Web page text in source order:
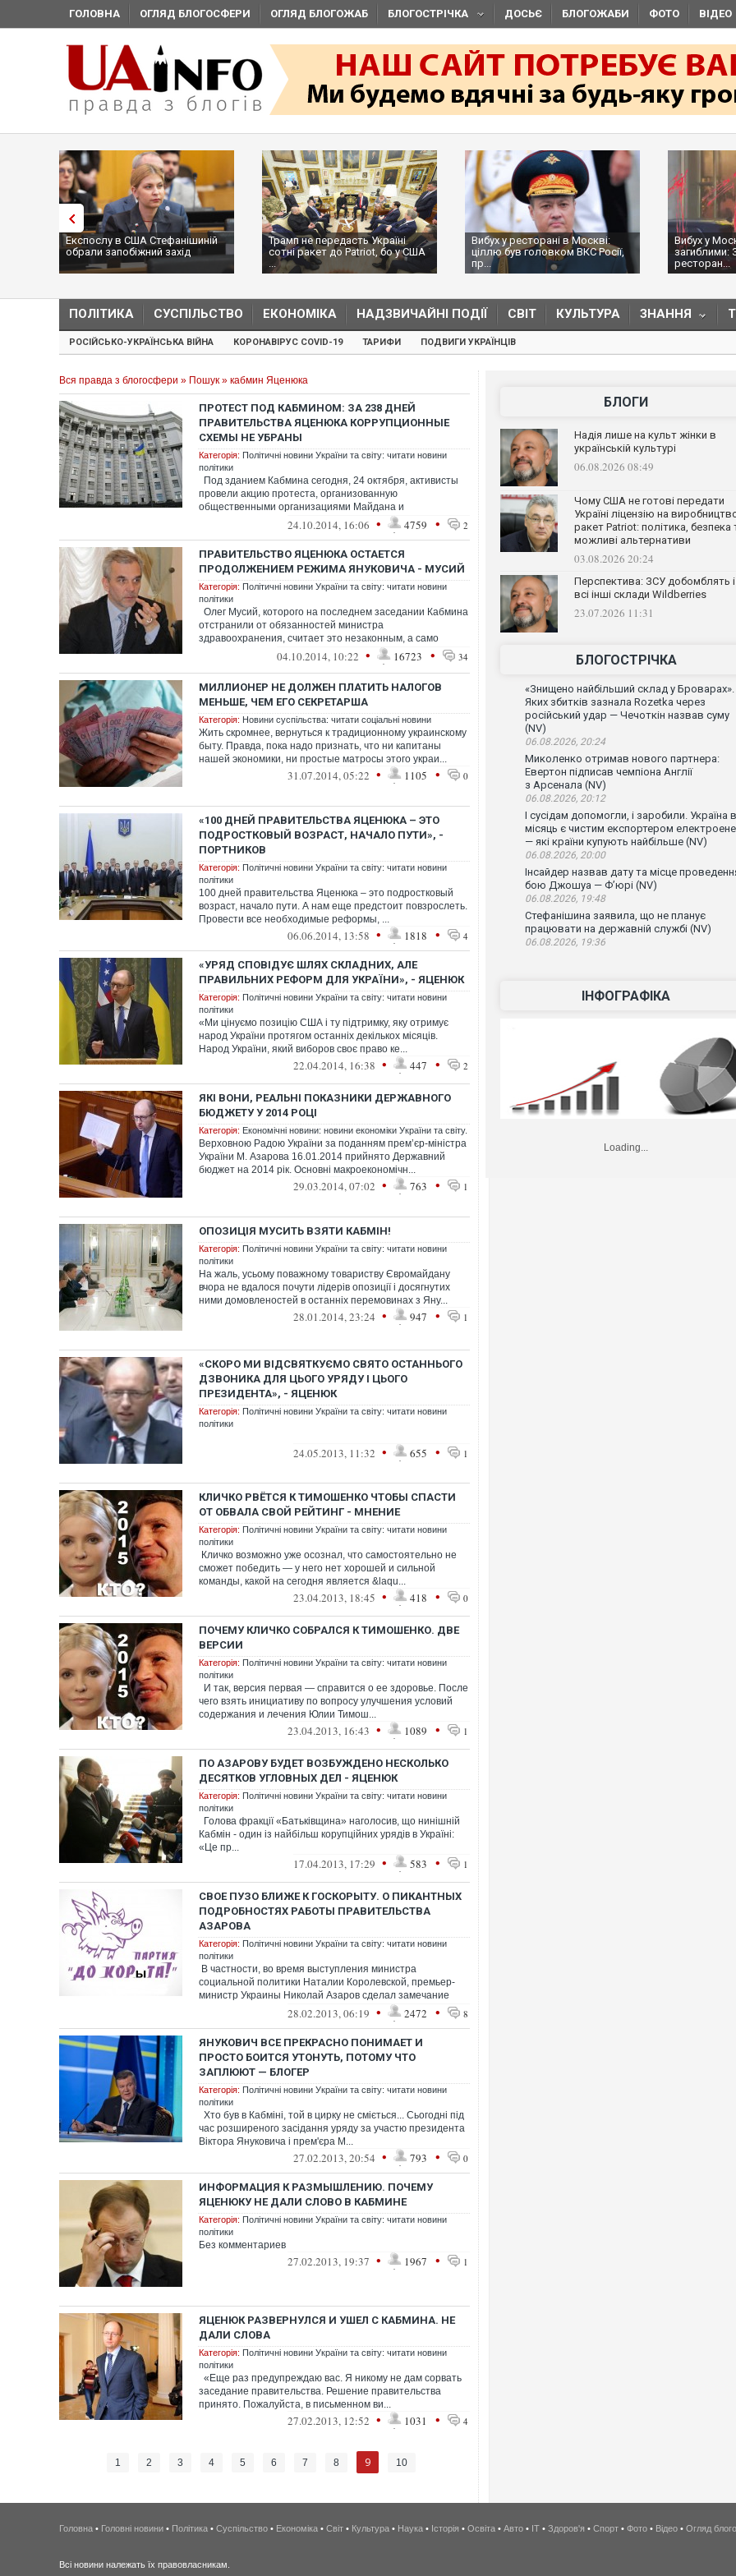
ГОЛОВНА ОГЛЯД БЛОГОСФЕРИ ОГЛЯД БЛОГОЖАБ БЛОГОСТРІЧКА ДОСЬЄ БЛОГОЖАБИ ФОТО ВІДЕО
Експослу в США Стефанішиній
обрали запобіжний захід
Трамп не передасть Україні
сотні ракет до Patriot, бо у США
...
Вибух у ресторані в Москві:
ціллю був головком ВКС Росії,
пр...
Вибух у
загиблими:
ресторан...
ПОЛІТИКА СУСПІЛЬСТВО ЕКОНОМІКА НАДЗВИЧАЙНІ ПОДІЇ СВІТ КУЛЬТУРА ЗНАННЯ
РОСІЙСЬКО-УКРАЇНСЬКА ВІЙНА КОРОНАВІРУС COVID-19 ТАРИФИ ПОДВИГИ УКРАЇНЦІВ
Вся правда з блогосфери » Пошук » кабмин Яценюка
ПРОТЕСТ ПОД КАБМИНОМ: ЗА 238 ДНЕЙ
ПРАВИТЕЛЬСТВА ЯЦЕНЮКА КОРРУПЦИОННЫЕ
СХЕМЫ НЕ УБРАНЫ
Категорія: Політичні новини України та світу: читати новини
політики
Под зданием Кабмина сегодня, 24 октября, активисты
провели акцию протеста, организованную
общественными организациями Майдана и
24.10.2014, 16:06 • 4759 • 2
ПРАВИТЕЛЬСТВО ЯЦЕНЮКА ОСТАЕТСЯ
ПРОДОЛЖЕНИЕМ РЕЖИМА ЯНУКОВИЧА - МУСИЙ
Категорія: Політичні новини України та світу: читати новини
політики
Олег Мусий, которого на последнем заседании Кабмина
отстранили от обязанностей министра
здравоохранения, считает это незаконным, а само
04.10.2014, 10:22 • 16723 • 34
МИЛЛИОНЕР НЕ ДОЛЖЕН ПЛАТИТЬ НАЛОГОВ
МЕНЬШЕ, ЧЕМ ЕГО СЕКРЕТАРША
Категорія: Новини суспільства: читати соціальні новини
Жить скромнее, вернуться к традиционному украинскому
быту. Правда, пока надо признать, что ни капитаны
нашей экономики, ни простые матросы этого украи...
31.07.2014, 05:22 • 1105 • 0
«100 ДНЕЙ ПРАВИТЕЛЬСТВА ЯЦЕНЮКА – ЭТО
ПОДРОСТКОВЫЙ ВОЗРАСТ, НАЧАЛО ПУТИ», -
ПОРТНИКОВ
Категорія: Політичні новини України та світу: читати новини
політики
100 дней правительства Яценюка – это подростковый
возраст, начало пути. А нам еще предстоит повзрослеть.
Провести все необходимые реформы, ...
06.06.2014, 13:58 • 1818 • 4
«УРЯД СПОВІДУЄ ШЛЯХ СКЛАДНИХ, АЛЕ
ПРАВИЛЬНИХ РЕФОРМ ДЛЯ УКРАЇНИ», - ЯЦЕНЮК
Категорія: Політичні новини України та світу: читати новини
політики
«Ми цінуємо позицію США і ту підтримку, яку отримує
народ України протягом останніх декількох місяців.
Народ України, який виборов своє право ке...
22.04.2014, 16:38 • 447 • 2
ЯКІ ВОНИ, РЕАЛЬНІ ПОКАЗНИКИ ДЕРЖАВНОГО
БЮДЖЕТУ У 2014 РОЦІ
Категорія: Економічні новини: новини економіки України та світу.
Верховною Радою України за поданням прем’єр-міністра
України М. Азарова 16.01.2014 прийнято Державний
бюджет на 2014 рік. Основні макроекономічн...
29.03.2014, 07:02 • 763 • 1
ОПОЗИЦІЯ МУСИТЬ ВЗЯТИ КАБМІН!
Категорія: Політичні новини України та світу: читати новини
політики
На жаль, усьому поважному товариству Євромайдану
вчора не вдалося почути лідерів опозиції і досягнутих
ними домовленостей в останніх перемовинах з Яну...
28.01.2014, 23:24 • 947 • 1
«СКОРО МИ ВІДСВЯТКУЄМО СВЯТО ОСТАННЬОГО
ДЗВОНИКА ДЛЯ ЦЬОГО УРЯДУ І ЦЬОГО
ПРЕЗИДЕНТА», - ЯЦЕНЮК
Категорія: Політичні новини України та світу: читати новини
політики
24.05.2013, 11:32 • 655 • 1
КЛИЧКО РВЁТСЯ К ТИМОШЕНКО ЧТОБЫ СПАСТИ
ОТ ОБВАЛА СВОЙ РЕЙТИНГ - МНЕНИЕ
Категорія: Політичні новини України та світу: читати новини
політики
Кличко возможно уже осознал, что самостоятельно не
сможет победить — у него нет хорошей и сильной
команды, какой на сегодня является &laqu...
23.04.2013, 18:45 • 418 • 0
ПОЧЕМУ КЛИЧКО СОБРАЛСЯ К ТИМОШЕНКО. ДВЕ
ВЕРСИИ
Категорія: Політичні новини України та світу: читати новини
політики
И так, версия первая — справится о ее здоровье. После
чего взять инициативу по вопросу улучшения условий
содержания и лечения Юлии Тимош...
23.04.2013, 16:43 • 1089 • 1
ПО АЗАРОВУ БУДЕТ ВОЗБУЖДЕНО НЕСКОЛЬКО
ДЕСЯТКОВ УГЛОВНЫХ ДЕЛ - ЯЦЕНЮК
Категорія: Політичні новини України та світу: читати новини
політики
Голова фракції «Батьківщина» наголосив, що нинішній
Кабмін - один із найбільш корупційних урядів в Україні:
«Це пр...
17.04.2013, 17:29 • 583 • 1
СВОЕ ПУЗО БЛИЖЕ К ГОСКОРЫТУ. О ПИКАНТНЫХ
ПОДРОБНОСТЯХ РАБОТЫ ПРАВИТЕЛЬСТВА
АЗАРОВА
Категорія: Політичні новини України та світу: читати новини
політики
В частности, во время выступления министра
социальной политики Наталии Королевской, премьер-
министр Украины Николай Азаров сделал замечание
28.02.2013, 06:19 • 2472 • 8
ЯНУКОВИЧ ВСЕ ПРЕКРАСНО ПОНИМАЕТ И
ПРОСТО БОИТСЯ УТОНУТЬ, ПОТОМУ ЧТО
ЗАПЛЮЮТ — БЛОГЕР
Категорія: Політичні новини України та світу: читати новини
політики
Хто був в Кабміні, той в цирку не сміється... Сьогодні під
час розширеного засідання уряду за участю президента
Віктора Януковича і прем'єра М...
27.02.2013, 20:54 • 793 • 0
ИНФОРМАЦИЯ К РАЗМЫШЛЕНИЮ. ПОЧЕМУ
ЯЦЕНЮКУ НЕ ДАЛИ СЛОВО В КАБМИНЕ
Категорія: Політичні новини України та світу: читати новини
політики
Без комментариев
27.02.2013, 19:37 • 1967 • 1
ЯЦЕНЮК РАЗВЕРНУЛСЯ И УШЕЛ С КАБМИНА. НЕ
ДАЛИ СЛОВА
Категорія: Політичні новини України та світу: читати новини
політики
«Еще раз предупреждаю вас. Я никому не дам сорвать
заседание правительства. Решение правительства
принято. Пожалуйста, в письменном ви...
27.02.2013, 12:52 • 1031 • 4
1 2 3 4 5 6 7 8 9 10
БЛОГИ
Надія лише на культ жінки в
українській культурі
06.08.2026 08:49
Чому США не готові передати
Україні ліцензію на
ракет Patriot: політика, безпека
можливі альтернативи
03.08.2026 20:24
Перспектива: ЗСУ добомблять і
всі інші склади Wildberries
23.07.2026 11:31
БЛОГОСТРІЧКА
«Знищено найбільший склад у Броварах».
Яких збитків зазнала Rozetka через
російський удар — Чечоткін назвав суму
(NV)
06.08.2026, 20:24
Миколенко отримав нового партнера:
Евертон підписав чемпіона Англії
з Арсенала (NV)
06.08.2026, 20:12
І сусідам допомогли, і заробили. Україна
місяць є чистим експортером
— які країни купують найбільше (NV)
06.08.2026, 20:00
Інсайдер назвав дату та місце
бою Джошуа — Ф’юрі (NV)
06.08.2026, 19:48
Стефанішина заявила, що не планує
працювати на державній службі (NV)
06.08.2026, 19:36
ІНФОГРАФІКА
Loading...
Росія атакувала Суми
торговельний центр,
Топпосадовцю
Головна • Головні новини • Політика • Суспільство • Економіка • Світ • Культура • Наука • Історія • Освіта • Авто • IT • Здоров'я • Спорт • Фото • Відео • Огляд
Всі новини належать їх правовласникам.